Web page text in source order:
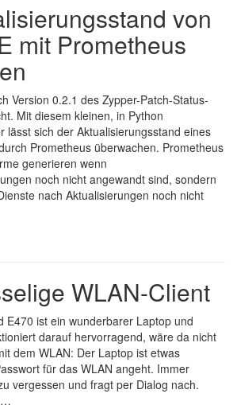
von
mit Prometheus
Version 0.2.1 des Zypper-Patch-Status-
Mit diesem kleinen, in Python
lässt sich der Aktualisierungsstand eines
Prometheus überwachen. Prometheus
generieren wenn
noch nicht angewandt sind, sondern
nach Aktualisierungen noch nicht
WLAN-Client
E470 ist ein wunderbarer Laptop und
darauf hervorragend, wäre da nicht
dem WLAN: Der Laptop ist etwas
für das WLAN angeht. Immer
vergessen und fragt per Dialog nach.
…